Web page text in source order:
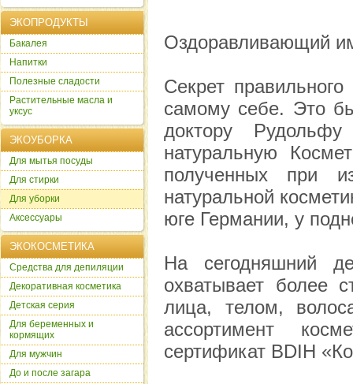
Оздоравливающий
Секрет
самому себе. Это
доктору
натуральную
полученных при
натуральной
юге Германии, у
На сегодняшний
охватывает более
лица, телом,
ассортимент
сертификат BDIH
ЭКОПРОДУКТЫ
Бакалея
Напитки
Полезные сладости
Растительные масла и
уксус
ЭКОУБОРКА
Для мытья посуды
Для стирки
Для уборки
Аксессуары
ЭКОКОСМЕТИКА
Cредства для депиляции
Декоративная косметика
Детская серия
Для беременных и
кормящих
Для мужчин
До и после загара